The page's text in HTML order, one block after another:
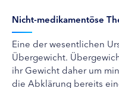
Nicht-medikamentöse
Eine der wesentlichen
Übergewicht.
ihr Gewicht daher um
die Abklärung bereits